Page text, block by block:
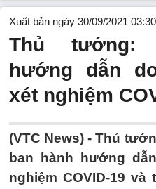
Xuất bản ngày 30/09/2021
Thủ tướng:
hướng dẫn
xét nghiệm
(VTC News) -Thủ
ban hành hướng
nghiệm COVID-19